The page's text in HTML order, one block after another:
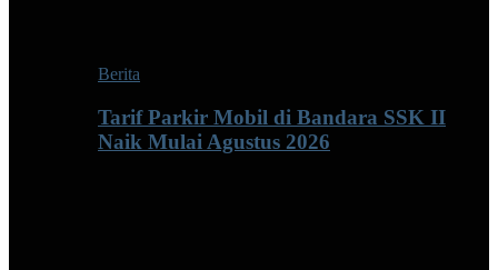
Berita
Tarif Parkir Mobil di Bandara SSK II
Naik Mulai Agustus 2026